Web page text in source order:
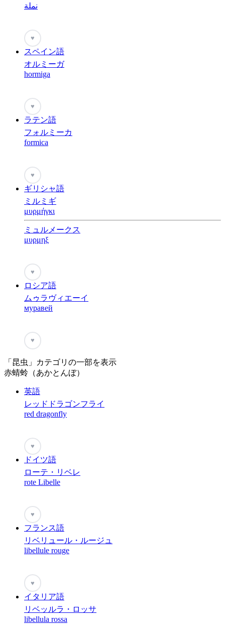
نملة
♥
スペイン語
オルミーガ
hormiga
♥
ラテン語
フォルミーカ
formica
♥
ギリシャ語
ミルミギ
μυρμήγκι
ミュルメークス
μυρμηξ
♥
ロシア語
ムゥラヴィエーイ
муравей
♥
「昆虫」カテゴリの一部を表示
赤蜻蛉（あかとんぼ）
英語
レッドドラゴンフライ
red dragonfly
♥
ドイツ語
ローテ・リベレ
rote Libelle
♥
フランス語
リベリュール・ルージュ
libellule rouge
♥
イタリア語
リベッルラ・ロッサ
libellula rossa